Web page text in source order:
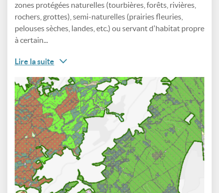
zones protégées naturelles (tourbières, forêts, rivières,
rochers, grottes), semi-naturelles (prairies fleuries,
pelouses sèches, landes, etc.) ou servant d'habitat propre
à certain...
Lire la suite